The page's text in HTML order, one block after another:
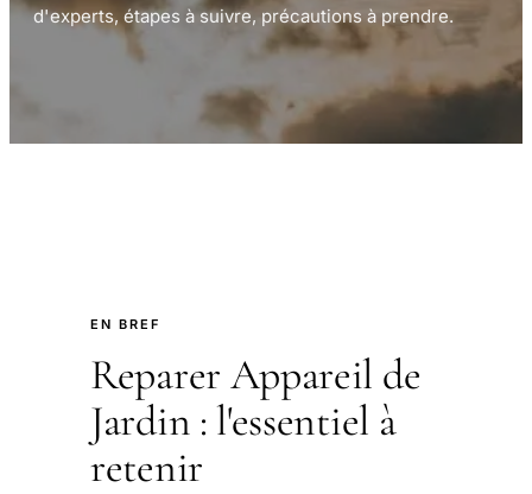
d'experts, étapes à suivre, précautions à prendre.
EN BREF
Reparer Appareil de
Jardin : l'essentiel à
retenir